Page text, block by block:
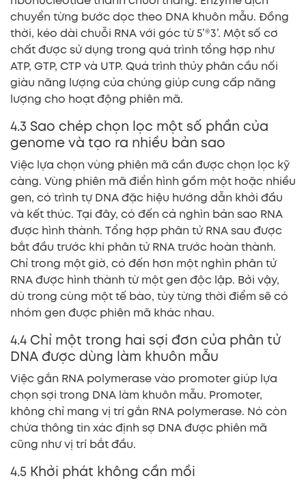
chuyển từng bước dọc theo DNA khuôn mẫu. Đồng
thời, kéo dài chuỗi RNA với góc từ 5’®3’. Một số cơ
chất được sử dụng trong quá trình tổng hợp như
ATP, GTP, CTP và UTP. Quá trình thủy phân cầu nối
giàu năng lượng của chúng giúp cung cấp năng
lượng cho hoạt động phiên mã.
4.3 Sao chép chọn lọc một số phần của
genome và tạo ra nhiều bản sao
Việc lựa chọn vùng phiên mã cần được chọn lọc kỹ
càng. Vùng phiên mã điển hình gồm một hoặc nhiều
gen, có trình tự DNA đặc hiệu hướng dẫn khởi đầu
và kết thúc. Tại đây, có đến cả nghìn bản sao RNA
được hình thành. Tổng hợp phân tử RNA sau được
bắt đầu trước khi phân tử RNA trước hoàn thành.
Chỉ trong một giờ, có đến hơn một nghìn phân tử
RNA được hình thành từ một gen độc lập. Bởi vậy,
dù trong cùng một tế bào, tùy từng thời điểm sẽ có
nhóm gen được phiên mã khác nhau.
4.4 Chỉ một trong hai sợi đơn của phân tử
DNA được dùng làm khuôn mẫu
Việc gắn RNA polymerase vào promoter giúp lựa
chọn sợi trong DNA làm khuôn mẫu. Promoter,
không chỉ mang vị trí gắn RNA polymerase. Nó còn
chứa thông tin xác định sợ DNA được phiên mã
cũng như vị trí bắt đầu.
4.5 Khởi phát không cần mồi